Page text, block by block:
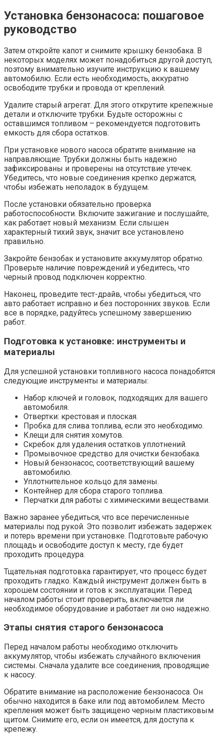
Установка бензонасоса: пошаговое
руководство
Затем откройте капот и снимите крышку бензобака. В
некоторых моделях может понадобиться другой доступ,
поэтому внимательно изучите инструкцию к вашему
автомобилю. Если есть необходимость, аккуратно
освободите трубки и провода от креплений.
Удалите старый агрегат. Для этого открутите крепежные
детали и отключите трубки. Будьте осторожны с
оставшимся топливом – рекомендуется подготовить
емкость для сбора остатков.
При установке нового насоса обратите внимание на
направляющие. Трубки должны быть надежно
зафиксированы и проверены на отсутствие утечек.
Убедитесь, что новые соединения крепко держатся,
чтобы избежать неполадок в будущем.
После установки обязательно проверка
работоспособности. Включите зажигание и послушайте,
как работает новый механизм. Если слышен
характерный тихий звук, значит все установлено
правильно.
Закройте бензобак и установите аккумулятор обратно.
Проверьте наличие повреждений и убедитесь, что
черный провод подключен корректно.
Наконец, проведите тест-драйв, чтобы убедиться, что
авто работает исправно и без посторонних звуков. Если
все в порядке, радуйтесь успешному завершению
работ.
Подготовка к установке: инструменты и
материалы
Для успешной установки топливного насоса понадобятся
следующие инструменты и материалы:
Набор ключей и головок, подходящих для вашего
автомобиля.
Отвертки: крестовая и плоская.
Пробка для слива топлива, если это необходимо.
Клещи для снятия хомутов.
Скребок для удаления остатков уплотнений.
Промывочное средство для очистки бензобака.
Новый бензонасос, соответствующий вашему
автомобилю.
Уплотнительное кольцо для замены.
Контейнер для сбора старого топлива.
Перчатки для работы с химическими веществами.
Важно заранее убедиться, что все перечисленные
материалы под рукой. Это позволит избежать задержек
и потерь времени при установке. Подготовьте рабочую
площадь и освободите доступ к месту, где будет
проходить процедура.
Тщательная подготовка гарантирует, что процесс будет
проходить гладко. Каждый инструмент должен быть в
хорошем состоянии и готов к эксплуатации. Перед
началом работы стоит проверить, включается ли
необходимое оборудование и работает ли оно надежно.
Этапы снятия старого бензонасоса
Перед началом работы необходимо отключить
аккумулятор, чтобы избежать случайного включения
системы. Сначала удалите все соединения, проводящие
к насосу.
Обратите внимание на расположение бензонасоса. Он
обычно находится в баке или под автомобилем. Место
крепления может быть защищено черным пластиковым
щитом. Снимите его, если он имеется, для доступа к
крепежу.